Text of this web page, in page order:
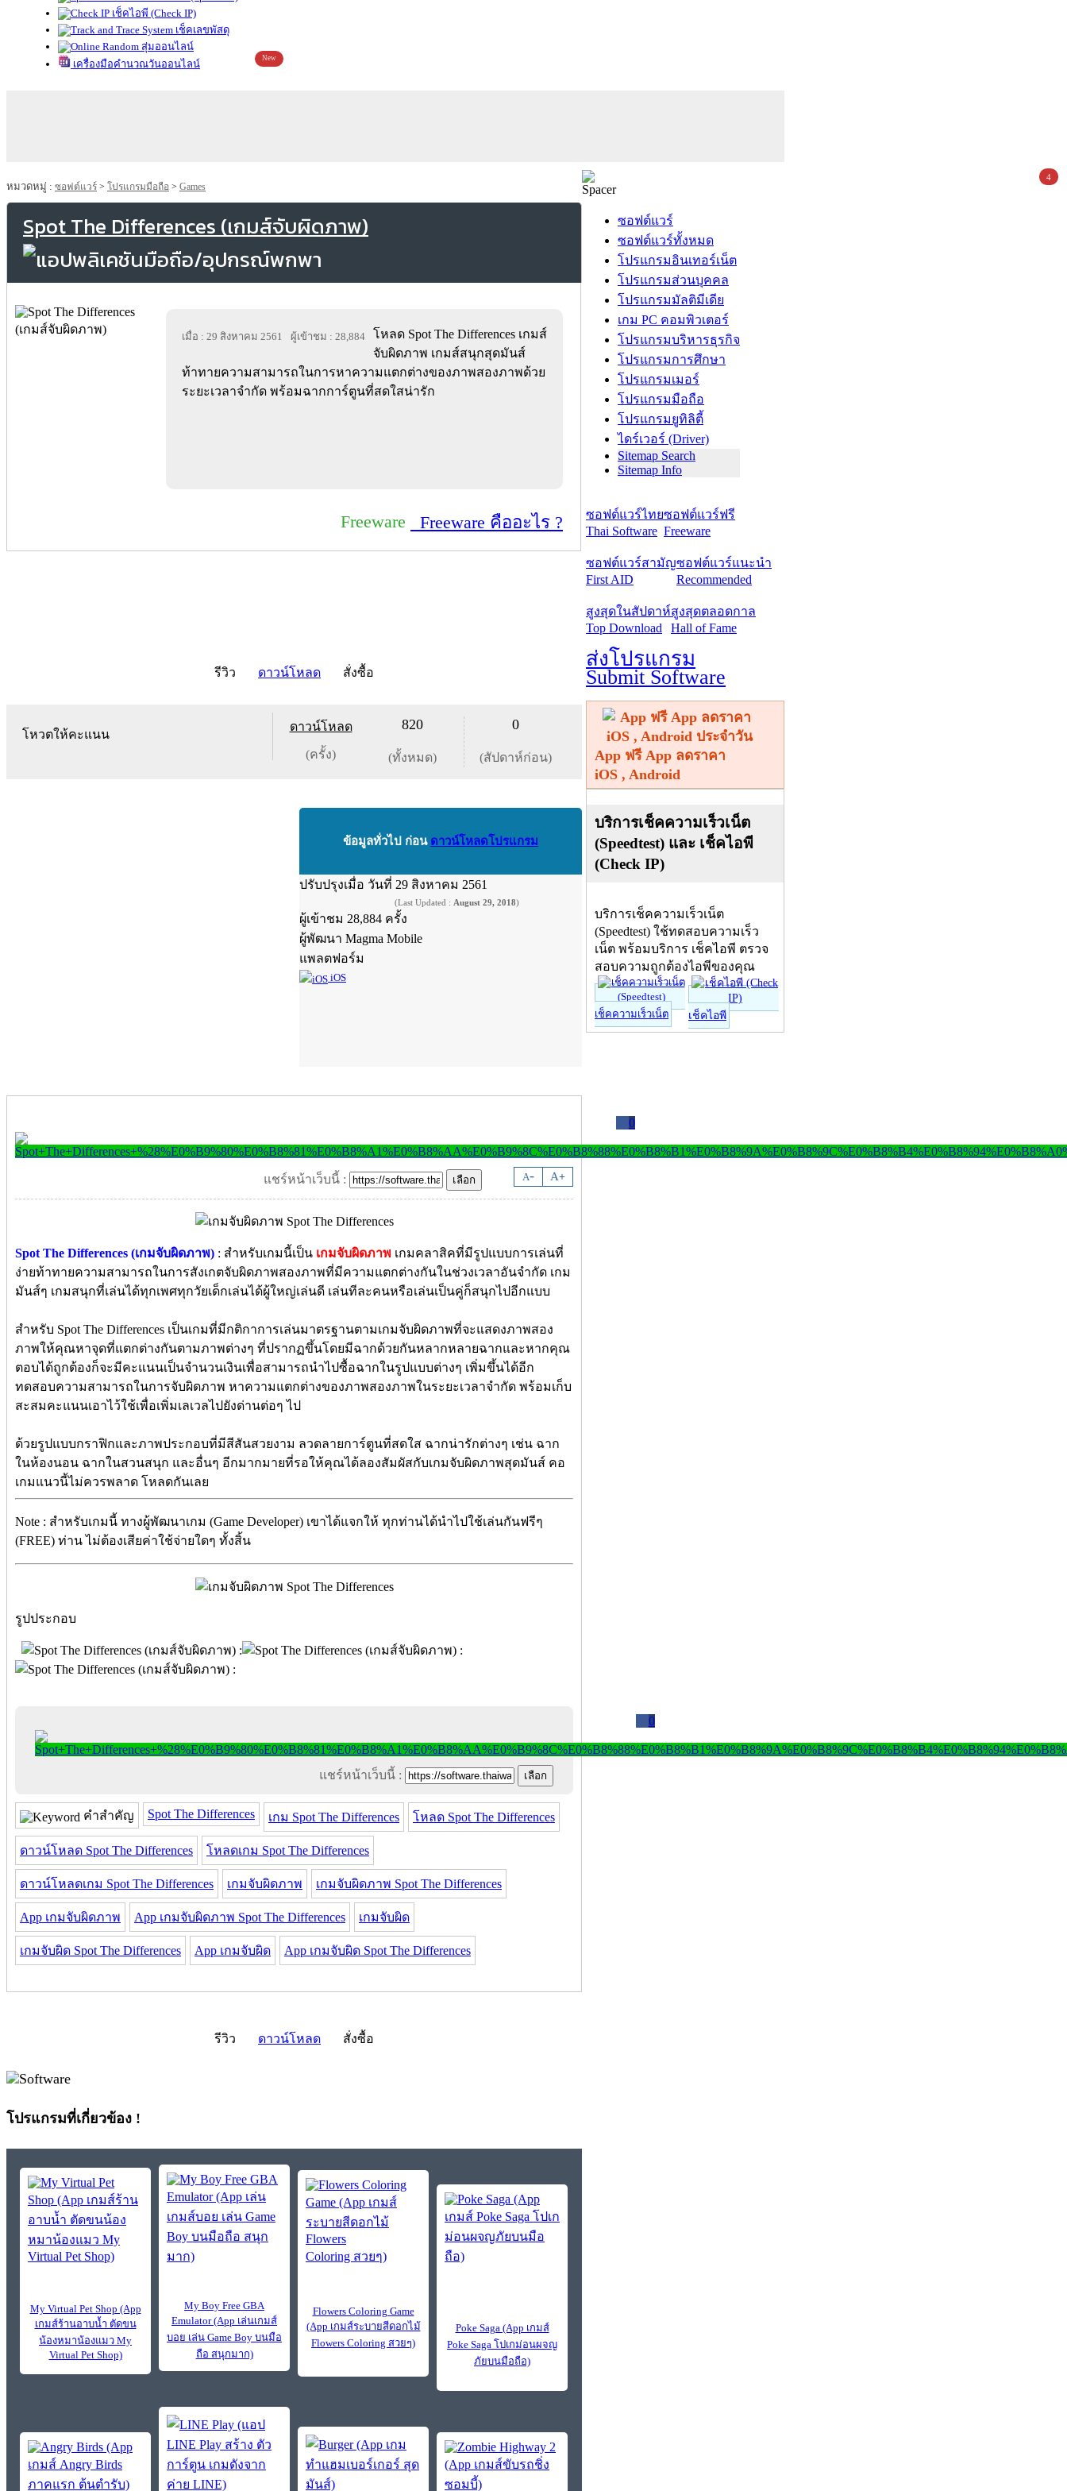
เช็คไอพี (Check IP)
เช็คเลขพัสดุ
สุ่มออนไลน์
เครื่องมือคำนวณวันออนไลน์
New
หมวดหมู่ : ซอฟต์แวร์ > โปรแกรมมือถือ > Games
Spot The Differences (เกมส์จับผิดภาพ)
เมื่อ : 29 สิงหาคม 2561 ผู้เข้าชม : 28,884
โหลด Spot The Differences เกมส์
จับผิดภาพ เกมส์สนุกสุดมันส์
ท้าทายความสามารถในการหาความแตกต่างของภาพสองภาพด้วย
ระยะเวลาจำกัด พร้อมฉากการ์ตูนที่สดใสน่ารัก
Freeware Freeware คืออะไร ?
รีวิว ดาวน์โหลด สั่งซื้อ
โหวตให้คะแนน
ดาวน์โหลด
(ครั้ง)
820
(ทั้งหมด)
0
(สัปดาห์ก่อน)
ข้อมูลทั่วไป ก่อน ดาวน์โหลดโปรแกรม
ปรับปรุงเมื่อ วันที่ 29 สิงหาคม 2561
(Last Updated : August 29, 2018)
ผู้เข้าชม 28,884 ครั้ง
ผู้พัฒนา Magma Mobile
แพลตฟอร์ม
iOS
0
A- A+
แชร์หน้าเว็บนี้ :
Spot The Differences (เกมจับผิดภาพ) : สำหรับเกมนี้เป็น เกมจับผิดภาพ เกมคลาสิคที่มีรูปแบบการเล่นที่
ง่ายท้าทายความสามารถในการสังเกตจับผิดภาพสองภาพที่มีความแตกต่างกันในช่วงเวลาอันจำกัด เกม
มันส์ๆ เกมสนุกที่เล่นได้ทุกเพศทุกวัยเด็กเล่นได้ผู้ใหญ่เล่นดี เล่นทีละคนหรือเล่นเป็นคู่ก็สนุกไปอีกแบบ
สำหรับ Spot The Differences เป็นเกมที่มีกติกาการเล่นมาตรฐานตามเกมจับผิดภาพที่จะแสดงภาพสอง
ภาพให้คุณหาจุดที่แตกต่างกันตามภาพต่างๆ ที่ปรากฏขึ้นโดยมีฉากด้วยกันหลากหลายฉากและหากคุณ
ตอบได้ถูกต้องก็จะมีคะแนนเป็นจำนวนเงินเพื่อสามารถนำไปซื้อฉากในรูปแบบต่างๆ เพิ่มขึ้นได้อีก
ทดสอบความสามารถในการจับผิดภาพ หาความแตกต่างของภาพสองภาพในระยะเวลาจำกัด พร้อมเก็บ
สะสมคะแนนเอาไว้ใช้เพื่อเพิ่มเลเวลไปยังด่านต่อๆ ไป
ด้วยรูปแบบกราฟิกและภาพประกอบที่มีสีสันสวยงาม ลวดลายการ์ตูนที่สดใส ฉากน่ารักต่างๆ เช่น ฉาก
ในห้องนอน ฉากในสวนสนุก และอื่นๆ อีกมากมายที่รอให้คุณได้ลองสัมผัสกับเกมจับผิดภาพสุดมันส์ คอ
เกมแนวนี้ไม่ควรพลาด โหลดกันเลย
Note : สำหรับเกมนี้ ทางผู้พัฒนาเกม (Game Developer) เขาได้แจกให้ ทุกท่านได้นำไปใช้เล่นกันฟรีๆ
(FREE) ท่าน ไม่ต้องเสียค่าใช้จ่ายใดๆ ทั้งสิ้น
รูปประกอบ
0
แชร์หน้าเว็บนี้ :
คำสำคัญ Spot The Differences เกม Spot The Differences โหลด Spot The Differences
ดาวน์โหลด Spot The Differences โหลดเกม Spot The Differences
ดาวน์โหลดเกม Spot The Differences เกมจับผิดภาพ เกมจับผิดภาพ Spot The Differences
App เกมจับผิดภาพ App เกมจับผิดภาพ Spot The Differences เกมจับผิด
เกมจับผิด Spot The Differences App เกมจับผิด App เกมจับผิด Spot The Differences
รีวิว ดาวน์โหลด สั่งซื้อ
โปรแกรมที่เกี่ยวข้อง !
My Virtual Pet Shop (App
เกมส์ร้านอาบน้ำ ตัดขน
น้องหมาน้องแมว My
Virtual Pet Shop)
My Boy Free GBA
Emulator (App เล่นเกมส์
บอย เล่น Game Boy บนมือ
ถือ สนุกมาก)
Flowers Coloring Game
(App เกมส์ระบายสีดอกไม้
Flowers Coloring สวยๆ)
Poke Saga (App เกมส์
Poke Saga โปเกม่อนผจญ
ภัยบนมือถือ)
ซอฟต์แวร์
ซอฟต์แวร์ทั้งหมด
โปรแกรมอินเทอร์เน็ต
โปรแกรมส่วนบุคคล
โปรแกรมมัลติมีเดีย
เกม PC คอมพิวเตอร์
โปรแกรมบริหารธุรกิจ
โปรแกรมการศึกษา
โปรแกรมเมอร์
โปรแกรมมือถือ
โปรแกรมยูทิลิตี้
ไดร์เวอร์ (Driver)
Sitemap Search
Sitemap Info
ซอฟต์แวร์ไทย
Thai Software
ซอฟต์แวร์ฟรี
Freeware
ซอฟต์แวร์สามัญ
First AID
ซอฟต์แวร์แนะนำ
Recommended
สูงสุดในสัปดาห์
Top Download
สูงสุดตลอดกาล
Hall of Fame
ส่งโปรแกรม
Submit Software
App ฟรี App ลดราคา
iOS , Android
บริการเช็คความเร็วเน็ต
(Speedtest) และ เช็คไอพี
(Check IP)
บริการเช็คความเร็วเน็ต
(Speedtest) ใช้ทดสอบความเร็ว
เน็ต พร้อมบริการ เช็คไอพี ตรวจ
สอบความถูกต้องไอพีของคุณ
เช็คความเร็วเน็ต เช็คไอพี
4